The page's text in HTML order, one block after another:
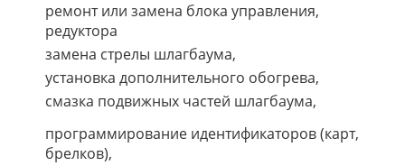
ремонт или замена блока управления,
редуктора
замена стрелы шлагбаума,
установка дополнительного обогрева,
смазка подвижных частей шлагбаума,
программирование идентификаторов (карт,
брелков),